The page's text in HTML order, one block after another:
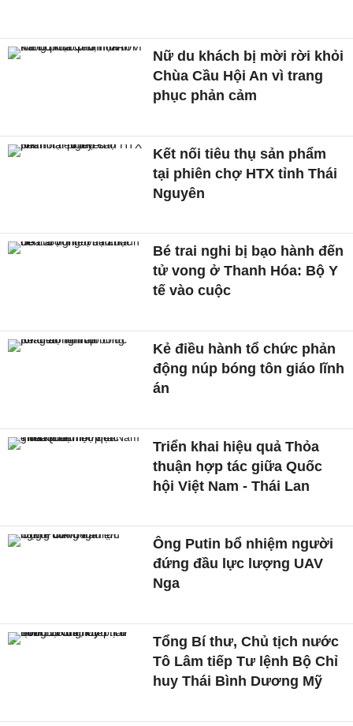
Nữ du khách bị mời rời khỏi
Chùa Cầu Hội An vì trang
phục phản cảm
Kết nối tiêu thụ sản phẩm
tại phiên chợ HTX tỉnh Thái
Nguyên
Bé trai nghi bị bạo hành đến
tử vong ở Thanh Hóa: Bộ Y
tế vào cuộc
Kẻ điều hành tổ chức phản
động núp bóng tôn giáo lĩnh
án
Triển khai hiệu quả Thỏa
thuận hợp tác giữa Quốc
hội Việt Nam - Thái Lan
Ông Putin bổ nhiệm người
đứng đầu lực lượng UAV
Nga
Tổng Bí thư, Chủ tịch nước
Tô Lâm tiếp Tư lệnh Bộ Chỉ
huy Thái Bình Dương Mỹ